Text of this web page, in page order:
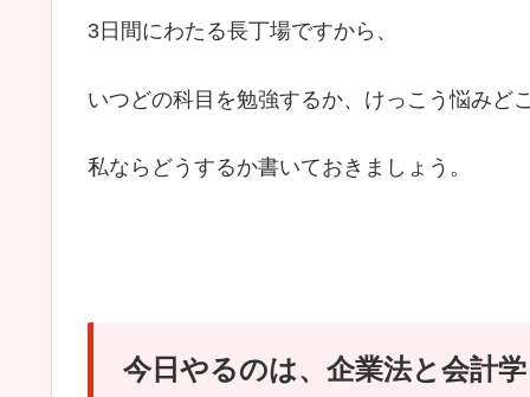
3日間にわたる長丁場ですから、
いつどの科目を勉強するか、けっこう悩みど
私ならどうするか書いておきましょう。
今日やるのは、企業法と会計学